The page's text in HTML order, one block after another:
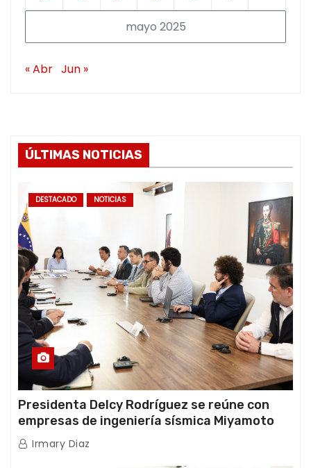
mayo 2025
« Abr Jun »
ÚLTIMAS NOTICIAS
DESTACADO NOTICIAS
Presidenta Delcy Rodríguez se reúne con
empresas de ingeniería sísmica Miyamoto
International y TFI Solutions
Irmary Diaz